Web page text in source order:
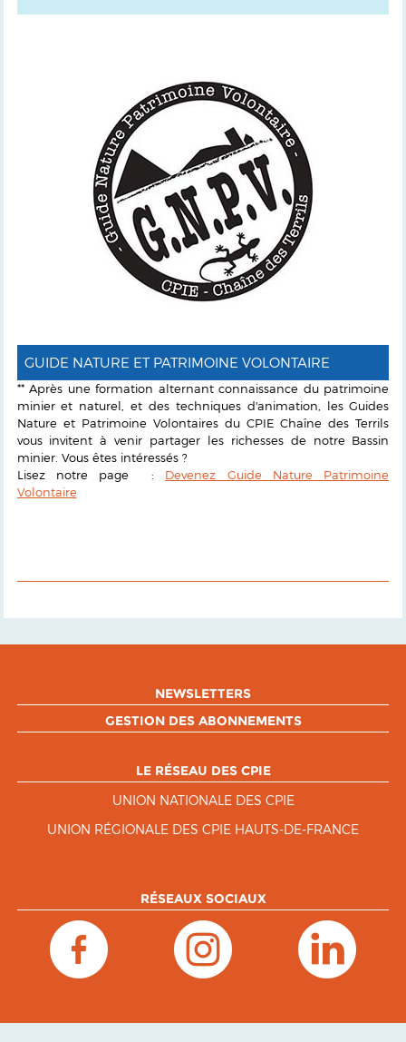
GUIDE NATURE ET PATRIMOINE VOLONTAIRE
** Après une formation alternant connaissance du patrimoine
minier et naturel, et des techniques d'animation, les Guides
Nature et Patrimoine Volontaires du CPIE Chaîne des Terrils
vous invitent à venir partager les richesses de notre Bassin
minier. Vous êtes intéressés ?
Lisez notre page : Devenez Guide Nature Patrimoine
Volontaire
NEWSLETTERS
GESTION DES ABONNEMENTS
LE RÉSEAU DES CPIE
UNION NATIONALE DES CPIE
UNION RÉGIONALE DES CPIE HAUTS-DE-FRANCE
RÉSEAUX SOCIAUX